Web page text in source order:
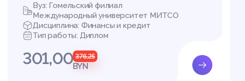
Вуз: Гомельский филиал
Международный университет МИТСО
Дисциплина: Финансы и кредит
Тип работы: Диплом
301,00 376,25
BYN